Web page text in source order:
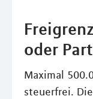
oder
Maximal
steuerfrei.